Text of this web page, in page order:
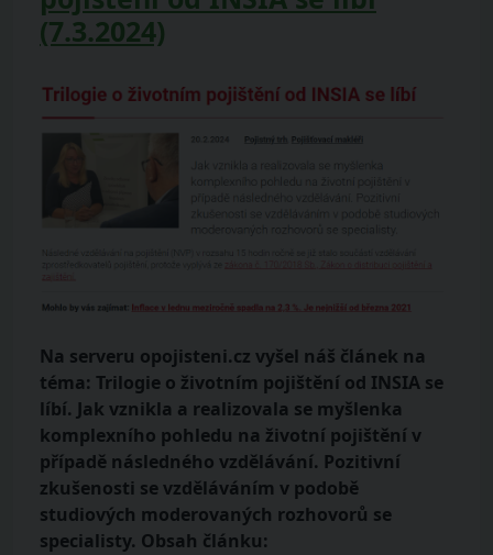
(7.3.2024)
Na serveru opojisteni.cz vyšel náš článek na
téma: Trilogie o životním pojištění od INSIA se
líbí. Jak vznikla a realizovala se myšlenka
komplexního pohledu na životní pojištění v
případě následného vzdělávání. Pozitivní
zkušenosti se vzděláváním v podobě
studiových moderovaných rozhovorů se
specialisty. Obsah článku: